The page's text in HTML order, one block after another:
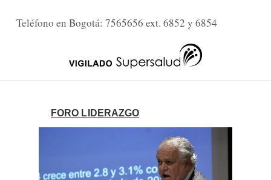
Teléfono en Bogotá: 7565656 ext. 6852 y 6854
FORO LIDERAZGO